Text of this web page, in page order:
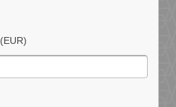
(EUR)